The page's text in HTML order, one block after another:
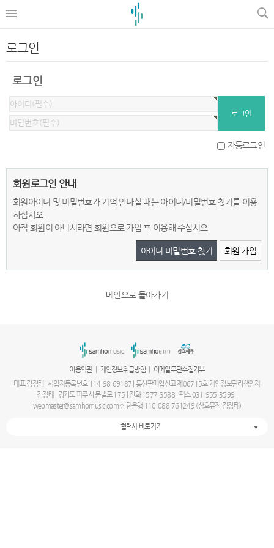
로그인
로그인
자동로그인
회원로그인 안내
회원아이디 및 비밀번호가 기억 안나실 때는 아이디/비밀번호 찾기를 이용
하십시오.
아직 회원이 아니시라면 회원으로 가입 후 이용해 주십시오.
아이디 비밀번호 찾기 회원 가입
메인으로 돌아가기
이용약관 개인정보취급방침
이메일무단수집거부
대표 김정태 | 사업자등록번호 114-98-69187 | 통신판매업신고 제06715호 개인정보관리책임자
김정태 | 경기도 파주시 문발로 175 | 전화 1577-3588 | 팩스 031-955-3599 |
webmaster@samhomusic.com 신한은행 110-088-761249 (삼호뮤직:김정태)
협력사 바로가기